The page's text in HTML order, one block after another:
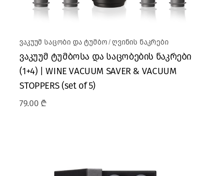
ვაკუუმ საცობი და ტუმბო ღვინის ნაკრები
ვაკუუმ ტუმბოსა და საცობების ნაკრები
(1+4) | WINE VACUUM SAVER & VACUUM
STOPPERS (set of 5)
79.00 ₾